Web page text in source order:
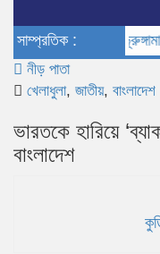
সাম্প্রতিক :
নীড় পাতা
খেলাধুলা, জাতীয়, বাংলাদেশ
ভারতকে হারিয়ে
বাংলাদেশ